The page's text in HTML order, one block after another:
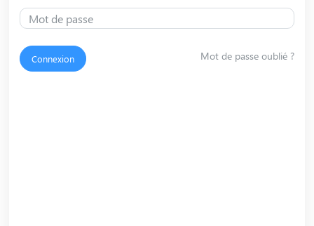
Connexion Mot de passe oublié ?